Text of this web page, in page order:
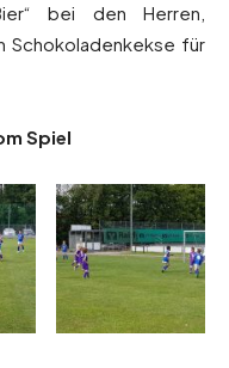
bei den Herren,
Schokoladenkekse für
Spiel